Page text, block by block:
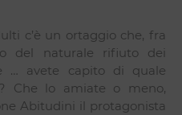
c’è un ortaggio che, fra
del naturale rifiuto dei
… avete capito di quale
Che lo amiate o meno,
Abitudini il protagonista